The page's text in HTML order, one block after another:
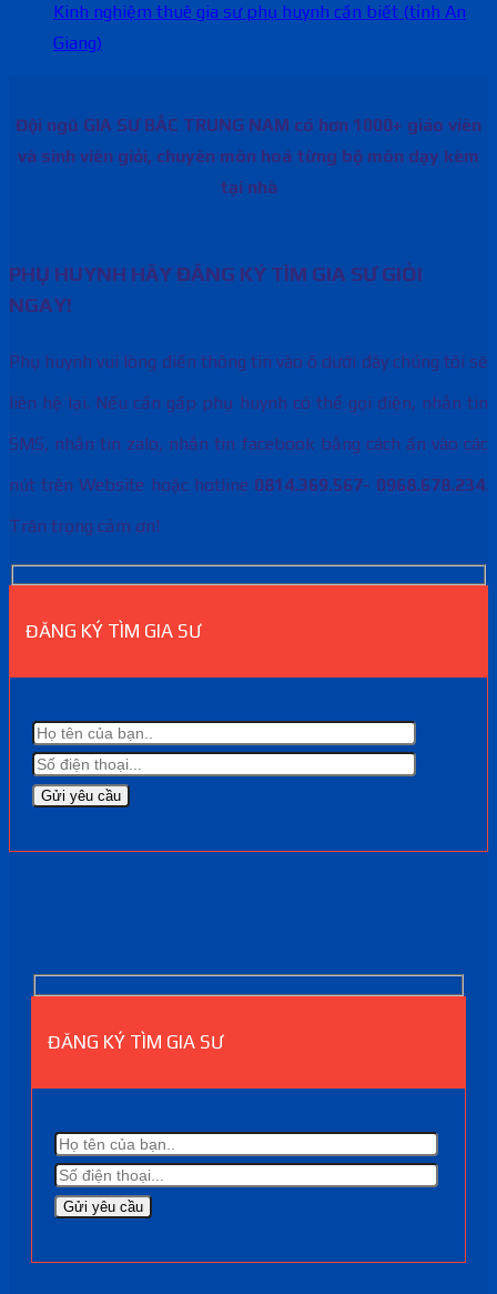
Kinh nghiệm thuê gia sư phụ huynh cần biết (tỉnh An
Giang)
Đội ngũ GIA SƯ BẮC TRUNG NAM có hơn 1000+ giáo viên
và sinh viên giỏi, chuyên môn hoá từng bộ môn dạy kèm
tại nhà
PHỤ HUYNH HÃY ĐĂNG KÝ TÌM GIA SƯ GIỎI
NGAY!
Phụ huynh vui lòng điền thông tin vào ô dưới đây chúng tôi sẽ
liên hệ lại. Nếu cần gấp phụ huynh có thể gọi điện, nhắn tin
SMS, nhắn tin zalo, nhắn tin facebook bằng cách ấn vào các
nút trên Website hoặc hotline 0814.369.567- 0968.678.234.
Trân trọng cảm ơn!
ĐĂNG KÝ TÌM GIA SƯ
ĐĂNG KÝ TÌM GIA SƯ